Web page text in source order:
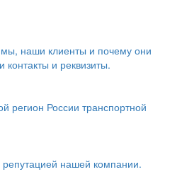
наши клиенты и почему они
и реквизиты.
регион России транспортной
нашей компании.